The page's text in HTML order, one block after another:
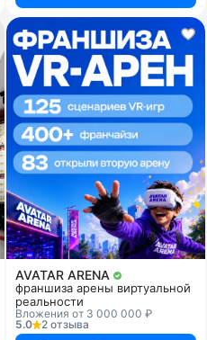
AVATAR ARENA
франшиза арены виртуальной
реальности
Вложения от 3 000 000 ₽
5.0
2 отзыва